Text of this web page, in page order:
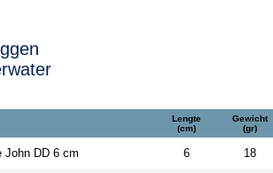
Lengte
(cm)
Gewicht
(gr)
John DD 6 cm 6 18